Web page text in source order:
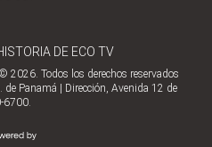
DE ECO TV
2026. Todos los derechos reservados
Panamá | Dirección, Avenida 12 de
6700.